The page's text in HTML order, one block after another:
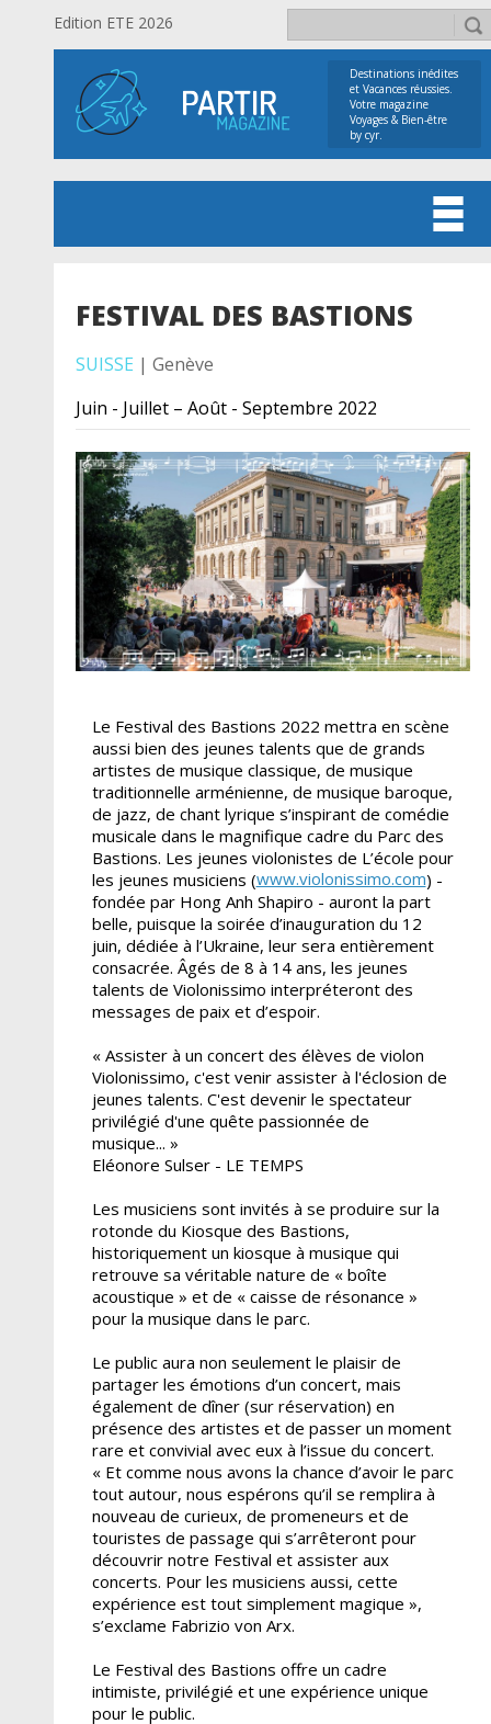
Edition ETE 2026
Destinations inédites
et Vacances réussies.
Votre magazine
Voyages & Bien-être
by cyr.
FESTIVAL DES BASTIONS
SUISSE | Genève
Juin - Juillet – Août - Septembre 2022
Le Festival des Bastions 2022 mettra en scène
aussi bien des jeunes talents que de grands
artistes de musique classique, de musique
traditionnelle arménienne, de musique baroque,
de jazz, de chant lyrique s’inspirant de comédie
musicale dans le magnifique cadre du Parc des
Bastions. Les jeunes violonistes de L’école pour
les jeunes musiciens (www.violonissimo.com) -
fondée par Hong Anh Shapiro - auront la part
belle, puisque la soirée d’inauguration du 12
juin, dédiée à l’Ukraine, leur sera entièrement
consacrée. Âgés de 8 à 14 ans, les jeunes
talents de Violonissimo interpréteront des
messages de paix et d’espoir.
« Assister à un concert des élèves de violon
Violonissimo, c'est venir assister à l'éclosion de
jeunes talents. C'est devenir le spectateur
privilégié d'une quête passionnée de
musique... »
Eléonore Sulser - LE TEMPS
Les musiciens sont invités à se produire sur la
rotonde du Kiosque des Bastions,
historiquement un kiosque à musique qui
retrouve sa véritable nature de « boîte
acoustique » et de « caisse de résonance »
pour la musique dans le parc.
Le public aura non seulement le plaisir de
partager les émotions d’un concert, mais
également de dîner (sur réservation) en
présence des artistes et de passer un moment
rare et convivial avec eux à l’issue du concert.
« Et comme nous avons la chance d’avoir le parc
tout autour, nous espérons qu’il se remplira à
nouveau de curieux, de promeneurs et de
touristes de passage qui s’arrêteront pour
découvrir notre Festival et assister aux
concerts. Pour les musiciens aussi, cette
expérience est tout simplement magique »,
s’exclame Fabrizio von Arx.
Le Festival des Bastions offre un cadre
intimiste, privilégié et une expérience unique
pour le public.